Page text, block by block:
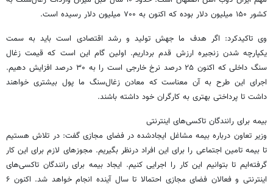
کشور ۱۵۰ میلیون دلار بوده که اکنون به ۷۰۰ میلیون دلار رسیده است.
وی تاکیدکرد: اگر هدف ما جهش تولید و رشد اقتصادی است باید به سمت
یکپارچه شدن زنجیره ارزش قدم برداریم. اولین گام این است که قیمت زغال
سنگ داخلی که اکنون ۲۵ درصد نرخ خارجی است را به ۳۰ درصد افزایش دهیم.
اجرای این طرح به آن معناست که معادن زغال‌سنگ ما پول بیشتری خواهند
داشت تا پرداختی بهتری به کارگران خود داشته باشند.
بیمه برای رانندگان تاکسی‌های اینترنتی
وزیر تعاون درباره بیمه مشاغل ایجادشده در فضای مجازی گفت: در تلاش هستیم
تا بیمه تامین اجتماعی را برای این افراد درنظر بگیریم. مجوزهای لازم برای این کار
گرفته‌ایم تا بتوانیم این کار را اجرایی کنیم. ایجاد بیمه برای رانندگان تاکسی‌های
اینترنتی و فعالان فضای مجازی احتمالا تا سال آینده انجام خواهد شد. اکنون ۶